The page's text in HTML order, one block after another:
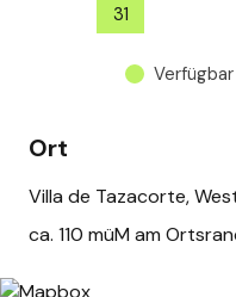
31
Verfügbar
Ort
Villa de Tazacorte,
ca. 110 müM am